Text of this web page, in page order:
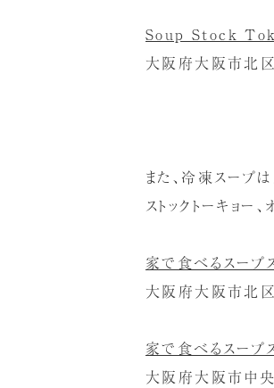
Soup Stock
大阪府大阪市北
また、冷凍スー
ストックトーキョ
家で食べるスープ
大阪府大阪市北
家で食べるスープ
大阪府大阪市中